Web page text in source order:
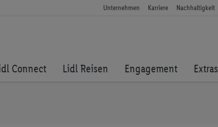
Unternehmen Karriere Nachhaltigkeit
Connect Lidl Reisen Engagement Extras